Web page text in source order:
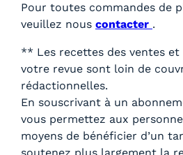
Pour toutes commandes de
veuillez nous contacter .
** Les recettes des ventes
votre revue sont loin de
rédactionnelles.
En souscrivant à un
vous permettez aux
moyens de bénéficier d’un